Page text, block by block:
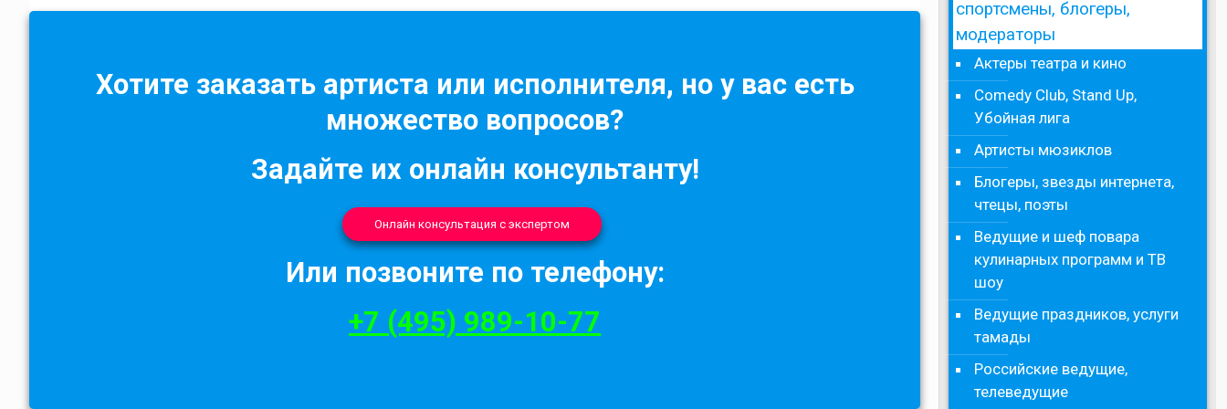
Хотите заказать артиста или исполнителя, но у вас есть
множество вопросов?
Задайте их онлайн консультанту!
Онлайн консультация с экспертом
Или позвоните по телефону:
+7 (495) 989-10-77
спортсмены, блогеры,
модераторы
Актеры театра и кино
Comedy Club, Stand Up,
Убойная лига
Артисты мюзиклов
Блогеры, звезды интернета,
чтецы, поэты
Ведущие и шеф повара
кулинарных программ и ТВ
шоу
Ведущие праздников, услуги
тамады
Российские ведущие,
телеведущие